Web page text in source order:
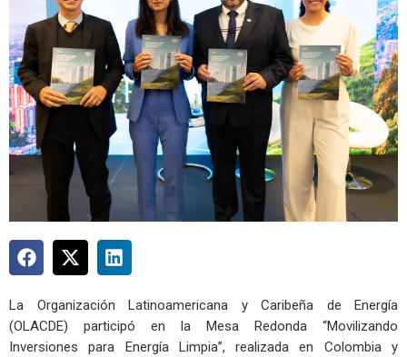
La Organización Latinoamericana y Caribeña de Energía
(OLACDE) participó en la Mesa Redonda “Movilizando
Inversiones para Energía Limpia”, realizada en Colombia y